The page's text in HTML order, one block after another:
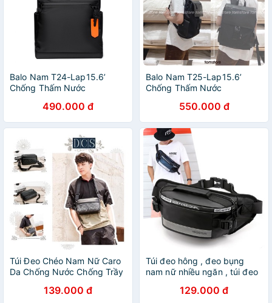
Balo Nam T24-Lap15.6’
Chống Thấm Nước
490.000 đ
Balo Nam T25-Lap15.6’
Chống Thấm Nước
550.000 đ
Túi Đeo Chéo Nam Nữ Caro
Da Chống Nước Chống Trầy
139.000 đ
Túi đeo hông , đeo bụng
nam nữ nhiều ngăn , túi đeo
129.000 đ